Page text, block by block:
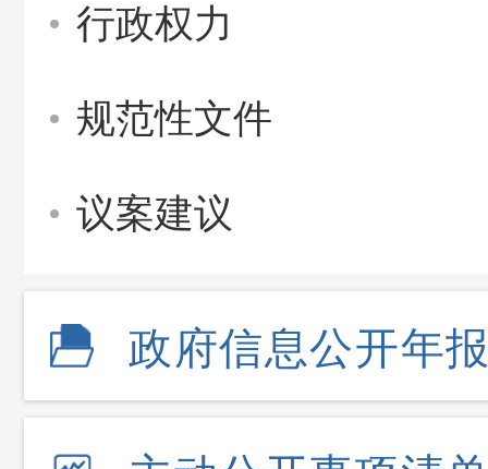
行政权力
规范性文件
议案建议
政府信息公开年